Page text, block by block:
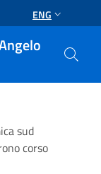
ENG
sud
corso